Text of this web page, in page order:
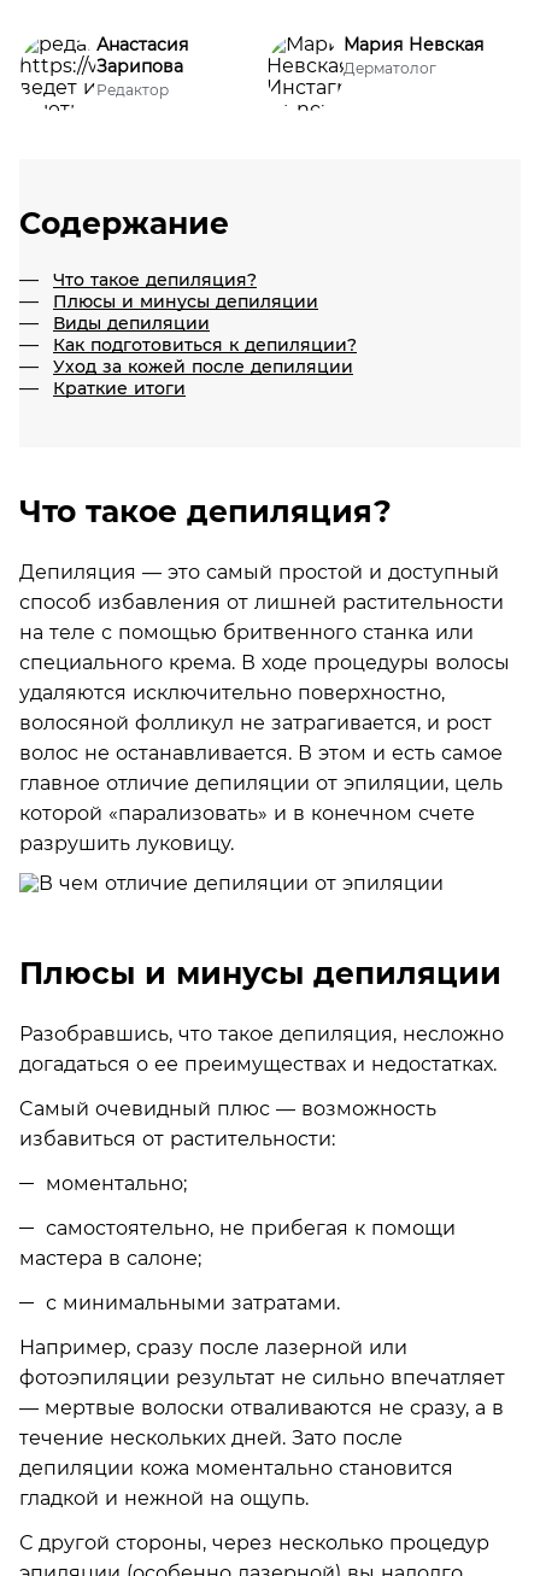
Анастасия
Зарипова
Редактор
Мария Невская
Дерматолог
Содержание
Что такое депиляция?
Плюсы и минусы депиляции
Виды депиляции
Как подготовиться к депиляции?
Уход за кожей после депиляции
Краткие итоги
Что такое депиляция?
Депиляция — это самый простой и доступный
способ избавления от лишней растительности
на теле с помощью бритвенного станка или
специального крема. В ходе процедуры волосы
удаляются исключительно поверхностно,
волосяной фолликул не затрагивается, и рост
волос не останавливается. В этом и есть самое
главное отличие депиляции от эпиляции, цель
которой «парализовать» и в конечном счете
разрушить луковицу.
Плюсы и минусы депиляции
Разобравшись, что такое депиляция, несложно
догадаться о ее преимуществах и недостатках.
Cамый очевидный плюс — возможность
избавиться от растительности:
моментально;
самостоятельно, не прибегая к помощи
мастера в салоне;
с минимальными затратами.
Например, сразу после лазерной или
фотоэпиляции результат не сильно впечатляет
— мертвые волоски отваливаются не сразу, а в
течение нескольких дней. Зато после
депиляции кожа моментально становится
гладкой и нежной на ощупь.
С другой стороны, через несколько процедур